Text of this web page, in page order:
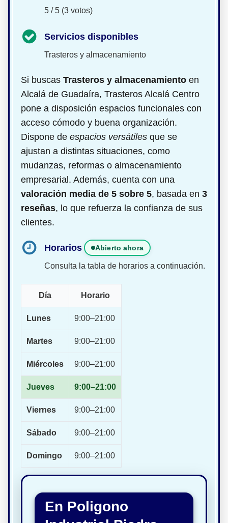
5 / 5 (3 votos)
Servicios disponibles
Trasteros y almacenamiento
Si buscas Trasteros y almacenamiento en
Alcalá de Guadaíra, Trasteros Alcalá Centro
pone a disposición espacios funcionales con
acceso cómodo y buena organización.
Dispone de espacios versátiles que se
ajustan a distintas situaciones, como
mudanzas, reformas o almacenamiento
empresarial. Además, cuenta con una
valoración media de 5 sobre 5, basada en 3
reseñas, lo que refuerza la confianza de sus
clientes.
Horarios Abierto ahora
Consulta la tabla de horarios a continuación.
Día Horario
Lunes 9:00–21:00
Martes 9:00–21:00
Miércoles 9:00–21:00
Jueves 9:00–21:00
Viernes 9:00–21:00
Sábado 9:00–21:00
Domingo 9:00–21:00
En Poligono